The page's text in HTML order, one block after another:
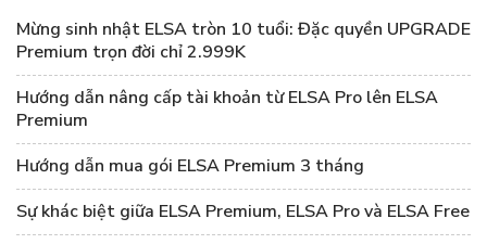
Mừng sinh nhật ELSA tròn 10 tuổi: Đặc quyền UPGRADE
Premium trọn đời chỉ 2.999K
Hướng dẫn nâng cấp tài khoản từ ELSA Pro lên ELSA
Premium
Hướng dẫn mua gói ELSA Premium 3 tháng
Sự khác biệt giữa ELSA Premium, ELSA Pro và ELSA Free